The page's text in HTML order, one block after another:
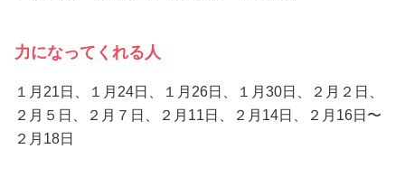
力になってくれる人
１月21日、１月24日、１月26日、１月30日、２月２日、
２月５日、２月７日、２月11日、２月14日、２月16日〜
２月18日